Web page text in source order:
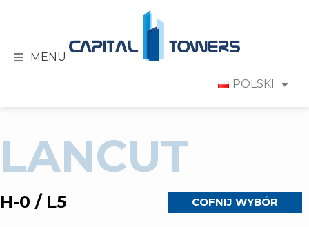
MENU
POLSKI
LANCUT
H-0 / L5 COFNIJ WYBÓR